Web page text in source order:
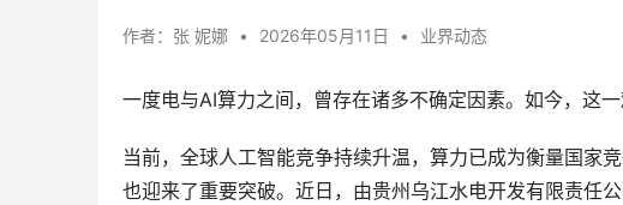
作者： 张 妮娜 • 2026年05月11日 • 业界动态
一度电与AI算力之间，曾存在诸多不确定因素。如今，这一
当前，全球人工智能竞争持续升温，算力已成为衡量国家
也迎来了重要突破。近日，由贵州乌江水电开发有限责任